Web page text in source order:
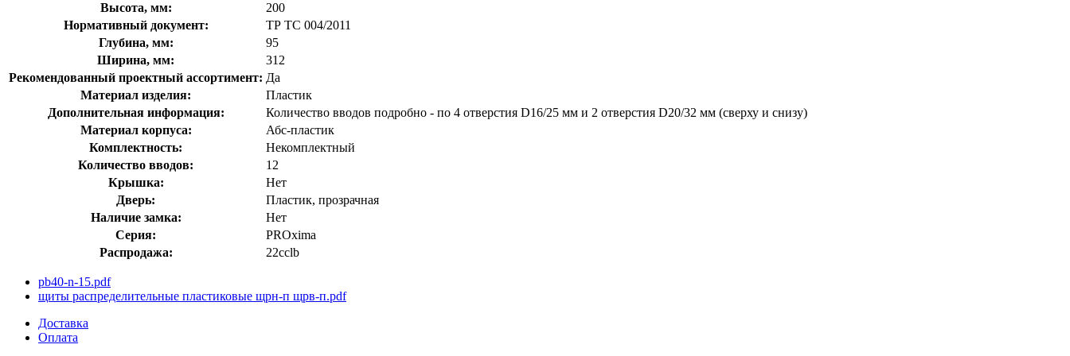
Высота, мм:
200
Нормативный документ:
ТР ТС 004/2011
Глубина, мм:
95
Ширина, мм:
312
Рекомендованный проектный ассортимент: Да
Материал изделия:
Пластик
Дополнительная информация:
Количество вводов подробно - по 4 отверстия D16/25 мм и 2 отверстия D20/32 мм (сверху и снизу)
Материал корпуса:
Абс-пластик
Комплектность:
Некомплектный
Количество вводов:
12
Крышка:
Нет
Дверь:
Пластик, прозрачная
Наличие замка:
Нет
Серия:
PROxima
Распродажа:
22cclb
pb40-n-15.pdf
щиты распределительные пластиковые щрн-п щрв-п.pdf
Доставка
Оплата